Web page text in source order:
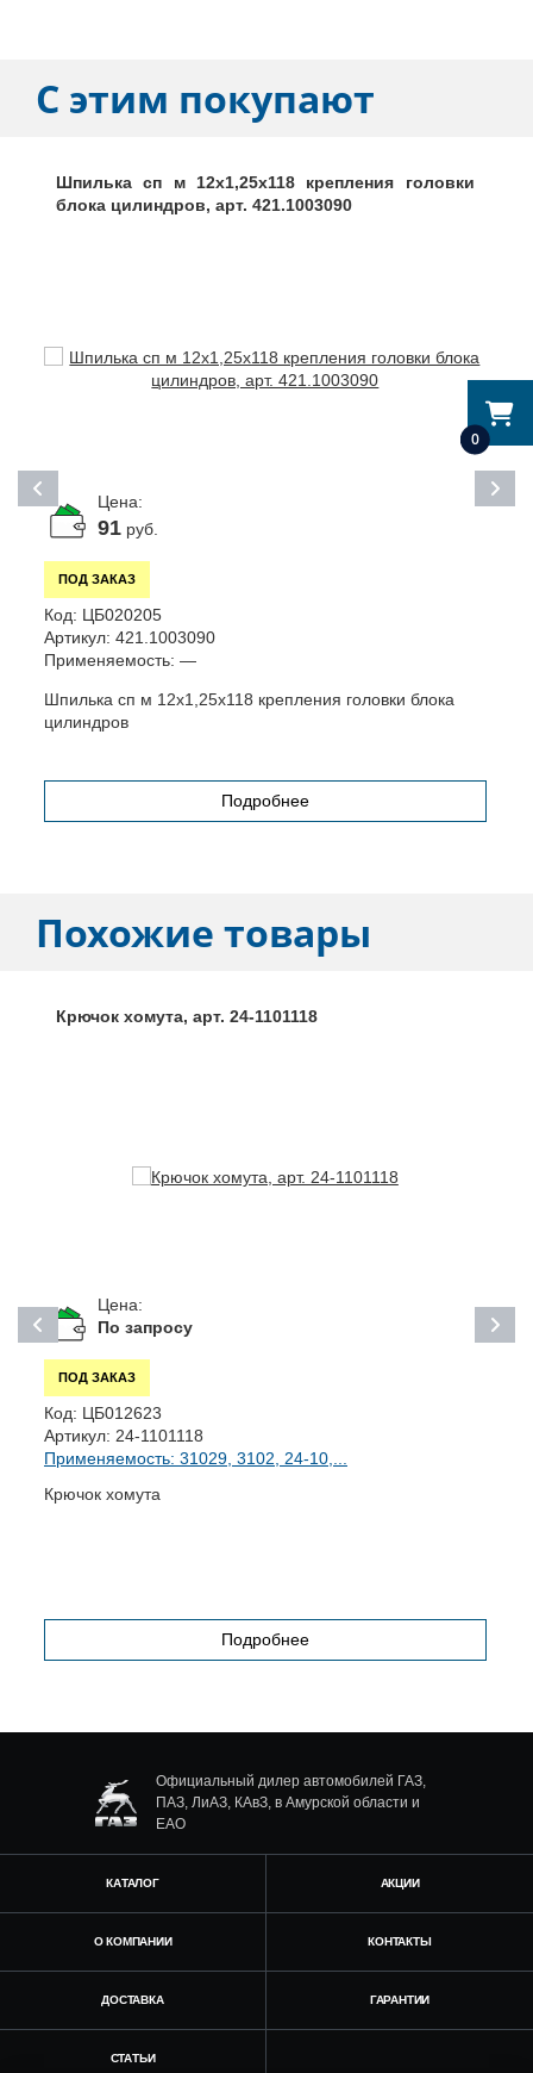
0
С этим покупают
Шпилька сп м 12х1,25х118 крепления головки
блока цилиндров, арт. 421.1003090
Цена:
91руб.
ПОД ЗАКАЗ
Код: ЦБ020205
Артикул: 421.1003090
Применяемость: —
Шпилька сп м 12х1,25х118 крепления головки блока
цилиндров
Подробнее
Похожие товары
Крючок хомута, арт. 24-1101118
Цена:
По запросу
ПОД ЗАКАЗ
Код: ЦБ012623
Артикул: 24-1101118
Применяемость: 31029, 3102, 24-10,...
Крючок хомута
Подробнее
Официальный дилер автомобилей ГАЗ,
ПАЗ, ЛиАЗ, КАвЗ, в Амурской области и
ЕАО
КАТАЛОГ АКЦИИ
О КОМПАНИИ КОНТАКТЫ
ДОСТАВКА ГАРАНТИИ
СТАТЬИ